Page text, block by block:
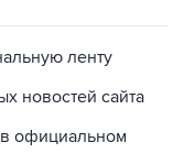
ленту
новостей сайта
официальном